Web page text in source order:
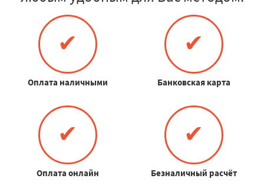
✔
Оплата наличными
✔
Банковская карта
✔
Оплата онлайн
✔
Безналичный расчёт